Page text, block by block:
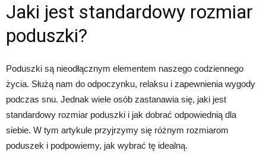
Jaki jest standardowy rozmiar
poduszki?
Poduszki są nieodłącznym elementem naszego codziennego
życia. Służą nam do odpoczynku, relaksu i zapewnienia wygody
podczas snu. Jednak wiele osób zastanawia się, jaki jest
standardowy rozmiar poduszki i jak dobrać odpowiednią dla
siebie. W tym artykule przyjrzymy się różnym rozmiarom
poduszek i podpowiemy, jak wybrać tę idealną.